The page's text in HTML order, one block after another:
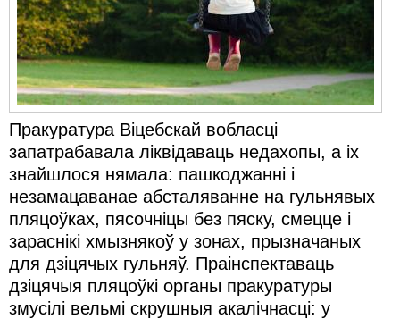
Пракуратура Віцебскай вобласці
запатрабавала ліквідаваць недахопы, а іх
знайшлося нямала: пашкоджанні і
незамацаванае абсталяванне на гульнявых
пляцоўках, пясочніцы без пяску, смецце і
зараснікі хмызнякоў у зонах, прызначаных
для дзіцячых гульняў. Праінспектаваць
дзіцячыя пляцоўкі органы пракуратуры
змусілі вельмі скрушныя акалічнасці: у